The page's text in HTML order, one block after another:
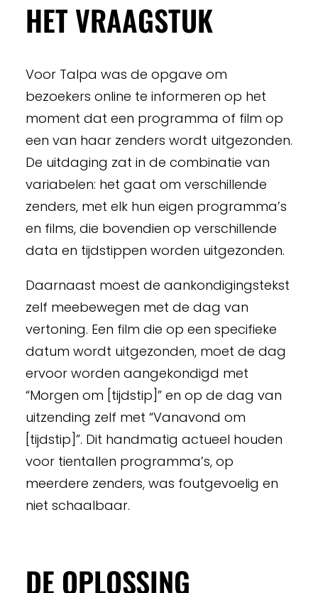
HET VRAAGSTUK
Voor Talpa was de opgave om
bezoekers online te informeren op het
moment dat een programma of film op
een van haar zenders wordt uitgezonden.
De uitdaging zat in de combinatie van
variabelen: het gaat om verschillende
zenders, met elk hun eigen programma’s
en films, die bovendien op verschillende
data en tijdstippen worden uitgezonden.
Daarnaast moest de aankondigingstekst
zelf meebewegen met de dag van
vertoning. Een film die op een specifieke
datum wordt uitgezonden, moet de dag
ervoor worden aangekondigd met
“Morgen om [tijdstip]” en op de dag van
uitzending zelf met “Vanavond om
[tijdstip]”. Dit handmatig actueel houden
voor tientallen programma’s, op
meerdere zenders, was foutgevoelig en
niet schaalbaar.
DE OPLOSSING